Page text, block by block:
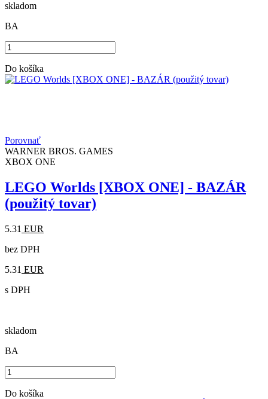
skladom
BA
Do košíka
Porovnať
WARNER BROS. GAMES
XBOX ONE
LEGO Worlds [XBOX ONE] - BAZÁR
(použitý tovar)
5.31 EUR
bez DPH
5.31 EUR
s DPH
skladom
BA
Do košíka